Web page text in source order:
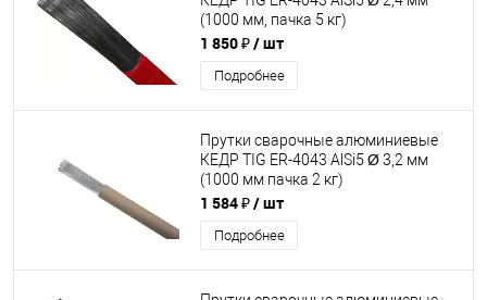
(1000 мм, пачка 5 кг)
1 850 ₽/ шт
Подробнее
Прутки сварочные алюминиевые
КЕДР TIG ER-4043 AlSi5 Ø 3,2 мм
(1000 мм пачка 2 кг)
1 584 ₽/ шт
Подробнее